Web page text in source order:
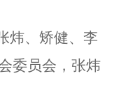
炜、矫健、李
委员会，张炜